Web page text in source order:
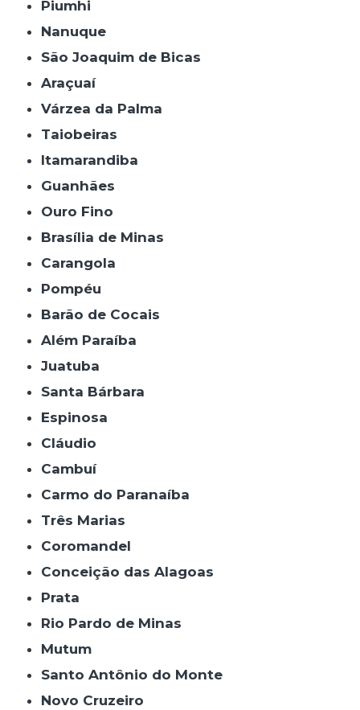
Piumhi
Nanuque
São Joaquim de Bicas
Araçuaí
Várzea da Palma
Taiobeiras
Itamarandiba
Guanhães
Ouro Fino
Brasília de Minas
Carangola
Pompéu
Barão de Cocais
Além Paraíba
Juatuba
Santa Bárbara
Espinosa
Cláudio
Cambuí
Carmo do Paranaíba
Três Marias
Coromandel
Conceição das Alagoas
Prata
Rio Pardo de Minas
Mutum
Santo Antônio do Monte
Novo Cruzeiro